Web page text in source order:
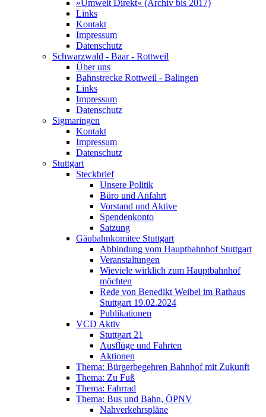
»Umwelt Direkt« (Archiv bis 2017)
Links
Kontakt
Impressum
Datenschutz
Schwarzwald - Baar - Rottweil
Über uns
Bahnstrecke Rottweil - Balingen
Links
Impressum
Datenschutz
Sigmaringen
Kontakt
Impressum
Datenschutz
Stuttgart
Steckbrief
Unsere Politik
Büro und Anfahrt
Vorstand und Aktive
Spendenkonto
Satzung
Gäubahnkomitee Stuttgart
Abbindung vom Hauptbahnhof Stuttgart
Veranstaltungen
Wieviele wirklich zum Hauptbahnhof
möchten
Rede von Benedikt Weibel im Rathaus
Stuttgart 19.02.2024
Publikationen
VCD Aktiv
Stuttgart 21
Ausflüge und Fahrten
Aktionen
Thema: Bürgerbegehren Bahnhof mit Zukunft
Thema: Zu Fuß
Thema: Fahrrad
Thema: Bus und Bahn, ÖPNV
Nahverkehrspläne